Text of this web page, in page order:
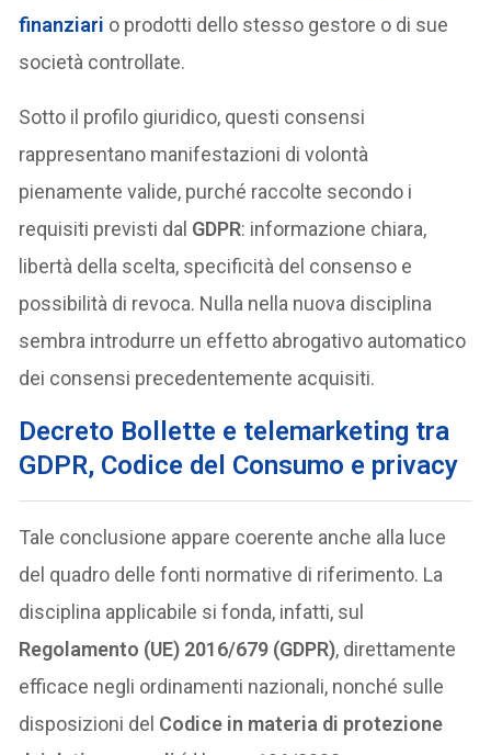
finanziari o prodotti dello stesso gestore o di sue
società controllate.
Sotto il profilo giuridico, questi consensi
rappresentano manifestazioni di volontà
pienamente valide, purché raccolte secondo i
requisiti previsti dal GDPR: informazione chiara,
libertà della scelta, specificità del consenso e
possibilità di revoca. Nulla nella nuova disciplina
sembra introdurre un effetto abrogativo automatico
dei consensi precedentemente acquisiti.
Decreto Bollette e telemarketing tra
GDPR, Codice del Consumo e privacy
Tale conclusione appare coerente anche alla luce
del quadro delle fonti normative di riferimento. La
disciplina applicabile si fonda, infatti, sul
Regolamento (UE) 2016/679 (GDPR), direttamente
efficace negli ordinamenti nazionali, nonché sulle
disposizioni del Codice in materia di protezione